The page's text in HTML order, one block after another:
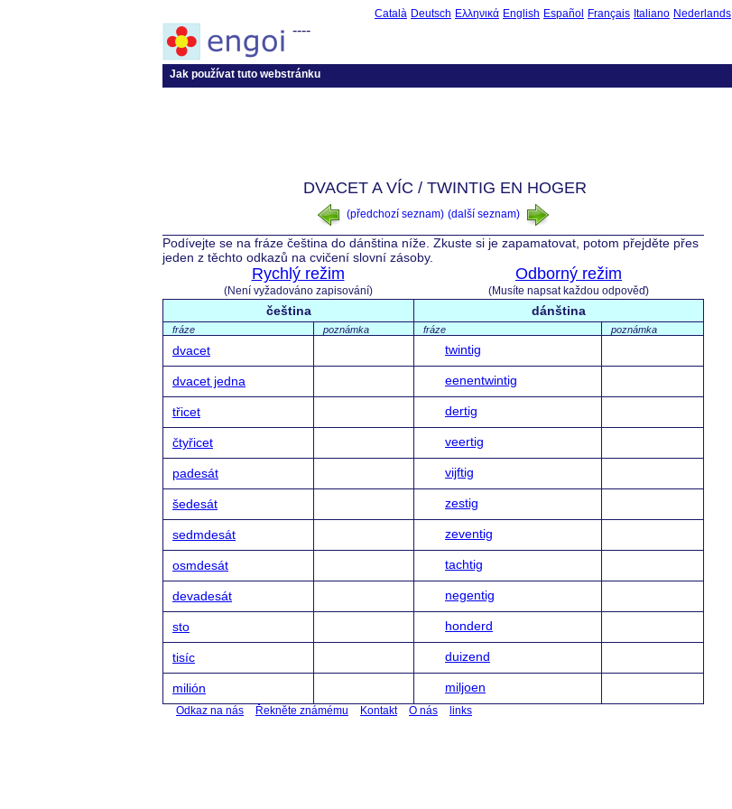
Català Deutsch Ελληνικά English Español Français Italiano Nederlands
----
Jak používat tuto webstránku
DVACET A VÍC / TWINTIG EN HOGER
(předchozí seznam) (další seznam)
Podívejte se na fráze čeština do dánština níže. Zkuste si je zapamatovat, potom přejděte přes
jeden z těchto odkazů na cvičení slovní zásoby.
Rychlý režim
(Není vyžadováno zapisování)
Odborný režim
(Musíte napsat každou odpověď)
čeština dánština
fráze poznámka fráze poznámka
dvacet twintig
dvacet jedna eenentwintig
třicet dertig
čtyřicet veertig
padesát vijftig
šedesát zestig
sedmdesát zeventig
osmdesát tachtig
devadesát negentig
sto honderd
tisíc duizend
milión miljoen
Odkaz na nás Řekněte známému Kontakt O nás links